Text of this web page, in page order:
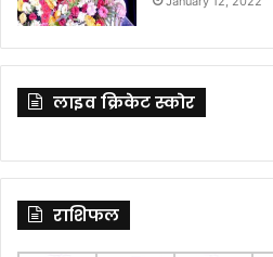
लाइव क्रिकेट स्कोर
राशिफल